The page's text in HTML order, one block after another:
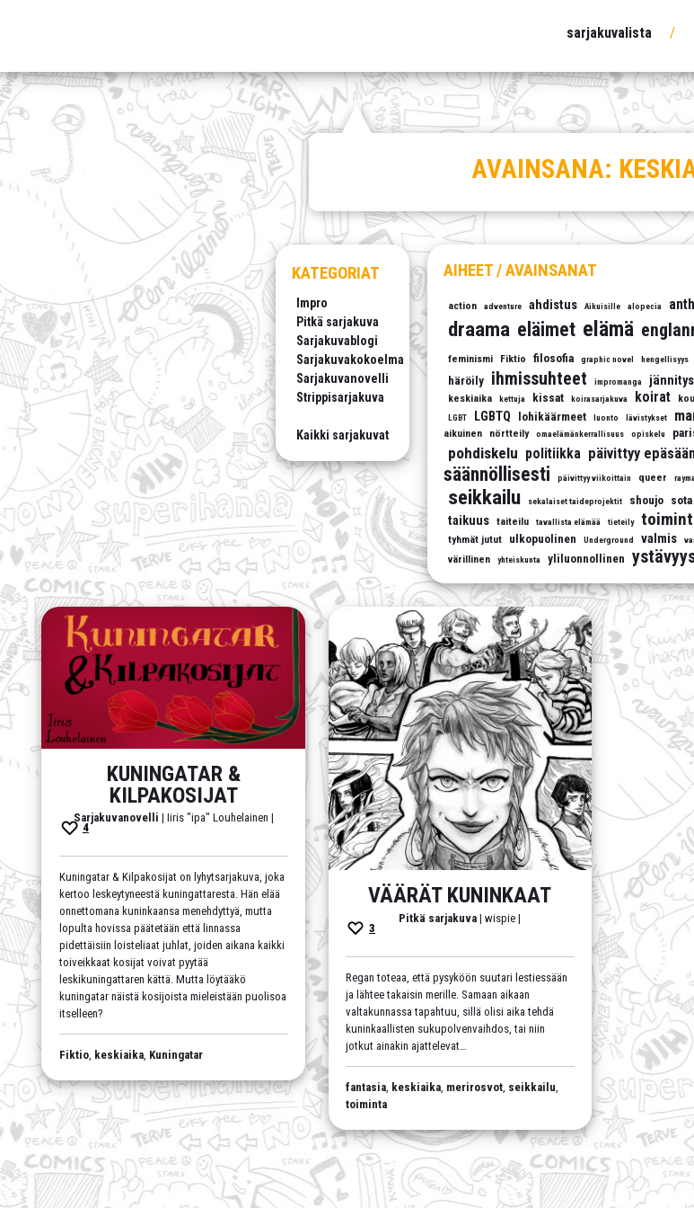
sarjakuvalista
AVAINSANA:
KATEGORIAT
Impro
Pitkä sarjakuva
Sarjakuvablogi
Sarjakuvakokoelma
Sarjakuvanovelli
Strippisarjakuva
Kaikki sarjakuvat
AIHEET / AVAINSANAT
action adventure ahdistus Aikuisille alopecia
draama eläimet elämä
feminismi Fiktio filosofia graphic novel hengellisyys
häröily ihmissuhteet impromanga jännitys
keskiaika kettuja kissat koirasarjakuva koirat
LGBT
LGBTQ lohikäärmeet luonto lävistykset
aikuinen
nörtteily omaelämänkerrallisuus opiskelu
pohdiskelu politiikka päivittyy
säännöllisesti
päivittyy viikoittain queer
seikkailu sekalaiset taideprojektit shoujo sota
taikuus taiteilu tavallista elämää tieteily
tyhmät jutut ulkopuolinen Underground valmis
värillinen yhteiskunta yliluonnollinen
KUNINGATAR &
KILPAKOSIJAT
Sarjakuvanovelli | Iiris "ipa" Louhelainen |
4
Kuningatar & Kilpakosijat on lyhytsarjakuva, joka
kertoo leskeytyneestä kuningattaresta. Hän elää
onnettomana kuninkaansa menehdyttyä, mutta
lopulta hovissa päätetään että linnassa
pidettäisiin loisteliaat juhlat, joiden aikana kaikki
toiveikkaat kosijat voivat pyytää
leskikuningattaren kättä. Mutta löytääkö
kuningatar näistä kosijoista mieleistään puolisoa
itselleen?
Fiktio, keskiaika, Kuningatar
VÄÄRÄT KUNINKAAT
Pitkä sarjakuva | wispie |
3
Regan toteaa, että pysyköön suutari lestiessään
ja lähtee takaisin merille. Samaan aikaan
valtakunnassa tapahtuu, sillä olisi aika tehdä
kuninkaallisten sukupolvenvaihdos, tai niin
jotkut ainakin ajattelevat…
fantasia keskiaika merirosvot seikkailu
toiminta